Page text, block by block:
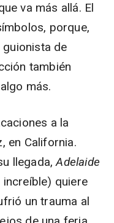
va más allá. El
porque,
de
también
más.
a la
en California.
llegada,Adelaide
increíble) quiere
un trauma al